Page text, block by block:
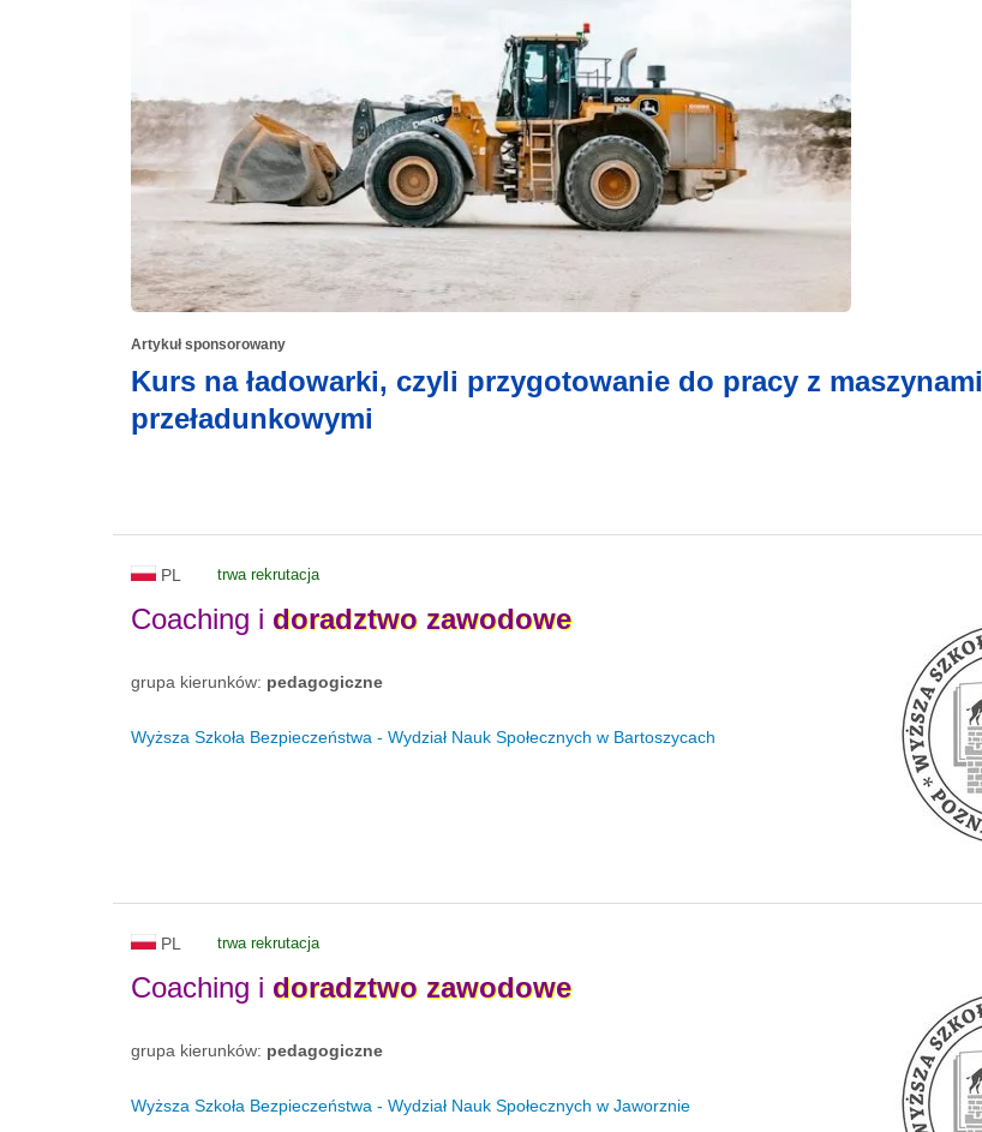
Artykuł sponsorowany
Kurs na ładowarki, czyli przygotowanie do pracy z maszynami
przeładunkowymi
PL trwa rekrutacja
Coaching i doradztwo zawodowe
grupa kierunków: pedagogiczne
Wyższa Szkoła Bezpieczeństwa - Wydział Nauk Społecznych w Bartoszycach
PL trwa rekrutacja
Coaching i doradztwo zawodowe
grupa kierunków: pedagogiczne
Wyższa Szkoła Bezpieczeństwa - Wydział Nauk Społecznych w Jaworznie